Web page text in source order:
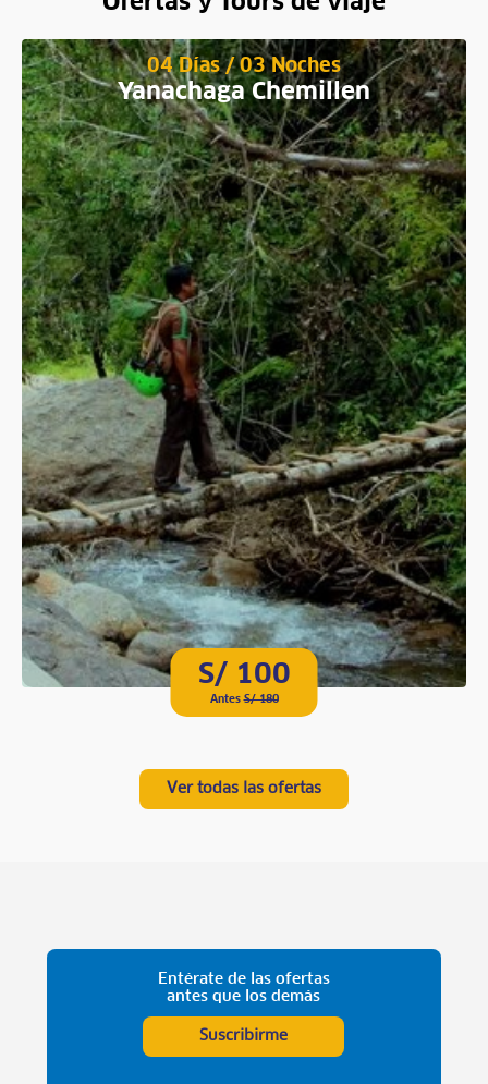
04 Días / 03 Noches
Yanachaga Chemillen
S/ 100
AntesS/ 180
Ver todas las ofertas
Entérate de las ofertas
antes que los demás
Suscribirme